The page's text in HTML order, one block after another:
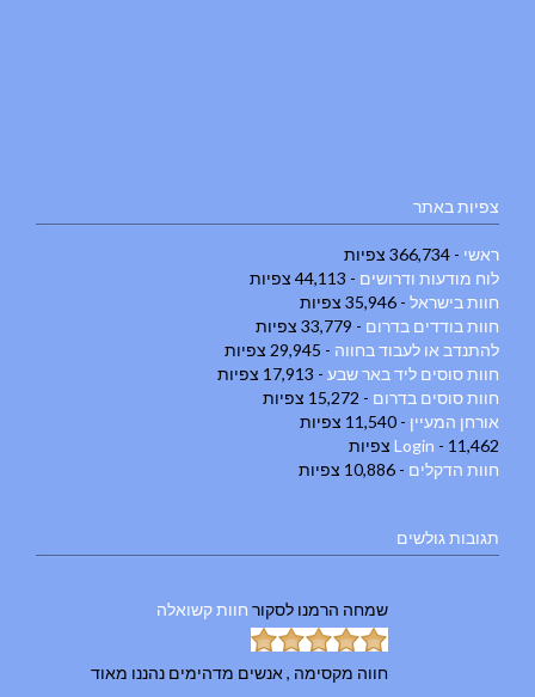
צפיות באתר
ראשי - 366,734 צפיות
לוח מודעות ודרושים - 44,113 צפיות
חוות בישראל - 35,946 צפיות
חוות בודדים בדרום - 33,779 צפיות
להתנדב או לעבוד בחווה - 29,945 צפיות
חוות סוסים ליד באר שבע - 17,913 צפיות
חוות סוסים בדרום - 15,272 צפיות
אורחן המעיין - 11,540 צפיות
Login - 11,462 צפיות
חוות הדקלים - 10,886 צפיות
תגובות גולשים
שמחה הרמנו לסקור חוות קשואלה
חווה מקסימה , אנשים מדהימים נהננו מאוד